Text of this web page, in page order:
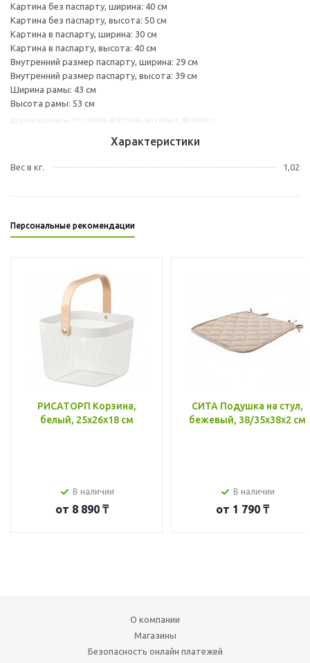
Картина без паспарту, ширина: 40 см
Картина без паспарту, высота: 50 см
Картина в паспарту, ширина: 30 см
Картина в паспарту, высота: 40 см
Внутренний размер паспарту, ширина: 29 см
Внутренний размер паспарту, высота: 39 см
Ширина рамы: 43 см
Высота рамы: 53 см
Характеристики
Вес в кг. 1,02
Персональные рекомендации
РИСАТОРП Корзина,
белый, 25x26x18 см
В наличии
от 8 890 ₸
СИТА Подушка на стул,
бежевый, 38/35x38x2 см
В наличии
от 1 790 ₸
О компании
Магазины
Безопасность онлайн платежей